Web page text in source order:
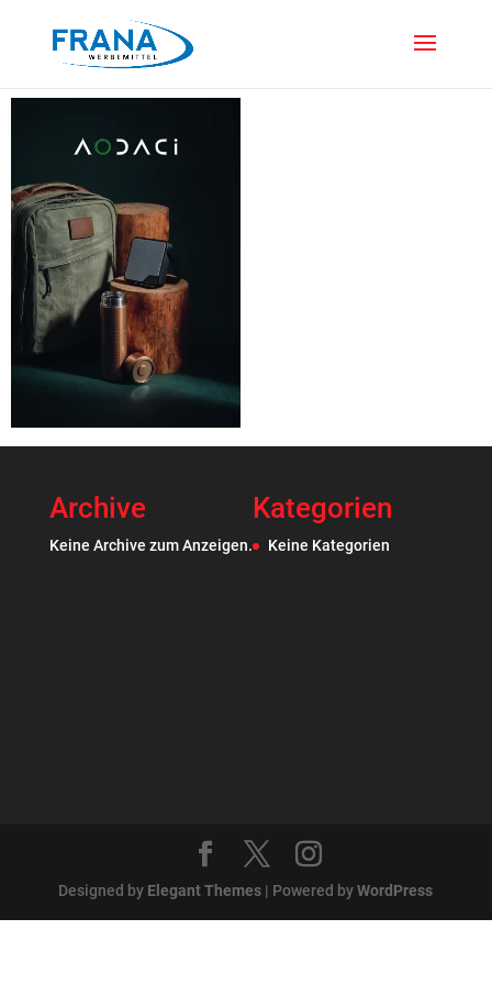
Archive
Keine Archive zum Anzeigen.
Kategorien
Keine Kategorien
Designed by Elegant Themes | Powered byWordPress